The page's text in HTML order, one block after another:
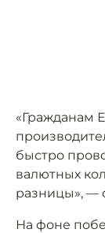
«Гражданам
быстро
валютных
разницы», —
На фоне